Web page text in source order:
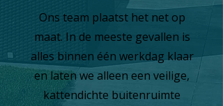
Ons team plaatst het net op
maat. In de meeste gevallen is
alles binnen één werkdag klaar
en laten we alleen een veilige,
kattendichte buitenruimte